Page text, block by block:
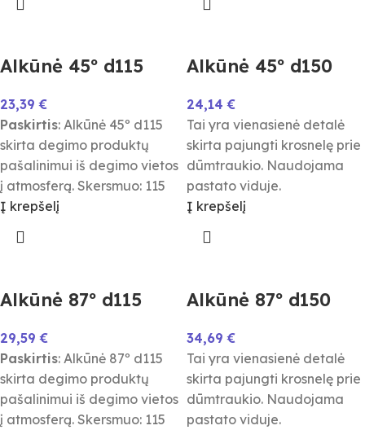
Alkūnė 45º d115
23,39€
Paskirtis: Alkūnė 45º d115
skirta degimo produktų
pašalinimui iš degimo vietos
į atmosferą. Skersmuo: 115
Į krepšelį
Alkūnė 45º d150
24,14€
Tai yra vienasienė detalė
skirta pajungti krosnelę prie
dūmtraukio. Naudojama
pastato viduje.
Į krepšelį
Alkūnė 87º d115
29,59€
Paskirtis: Alkūnė 87º d115
skirta degimo produktų
pašalinimui iš degimo vietos
į atmosferą. Skersmuo: 115
Alkūnė 87º d150
34,69€
Tai yra vienasienė detalė
skirta pajungti krosnelę prie
dūmtraukio. Naudojama
pastato viduje.